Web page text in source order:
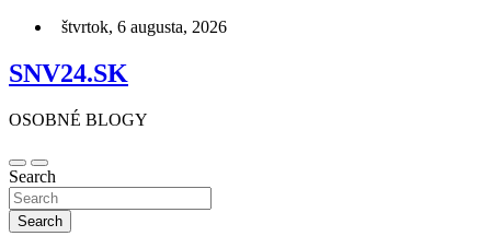
Skip
content
štvrtok, 6 augusta, 2026
SNV24.SK
OSOBNÉ BLOGY
Search
Search